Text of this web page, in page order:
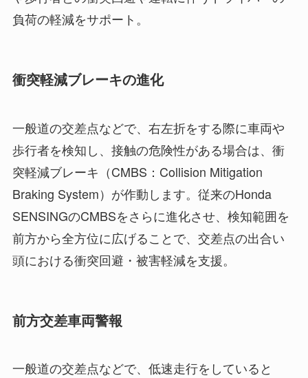
負荷の軽減をサポート。
衝突軽減ブレーキの進化
一般道の交差点などで、右左折をする際に車両や
歩行者を検知し、接触の危険性がある場合は、衝
突軽減ブレーキ（CMBS：Collision Mitigation
Braking System）が作動します。従来のHonda
SENSINGのCMBSをさらに進化させ、検知範囲を
前方から全方位に広げることで、交差点の出合い
頭における衝突回避・被害軽減を支援。
前方交差車両警報
一般道の交差点などで、低速走行をしていると